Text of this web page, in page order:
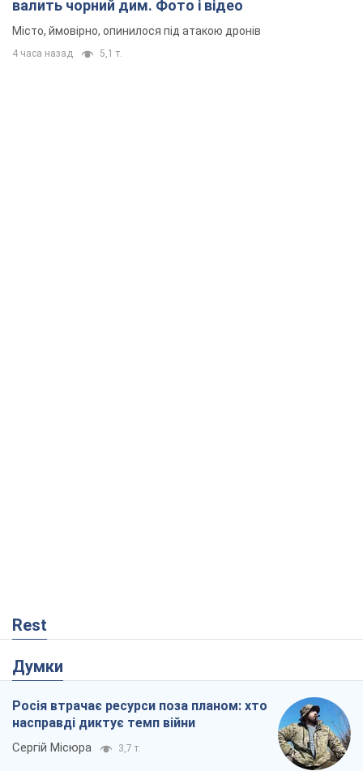
валить чорний дим. Фото і відео
Місто, ймовірно, опинилося під атакою дронів
4 часа назад 5,1 т.
Rest
Думки
Росія втрачає ресурси поза планом: хто
насправді диктує темп війни
Сергій Місюра 3,7 т.